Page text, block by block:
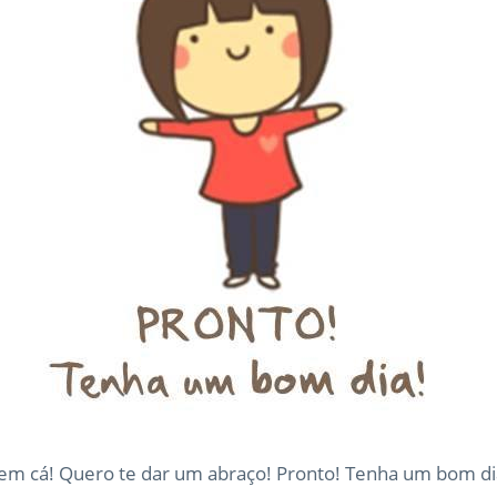
cá! Quero te dar um abraço! Pronto! Tenha um bom